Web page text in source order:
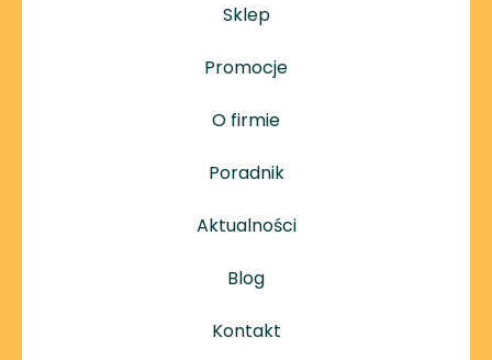
Sklep
Promocje
O firmie
Poradnik
Aktualności
Blog
Kontakt